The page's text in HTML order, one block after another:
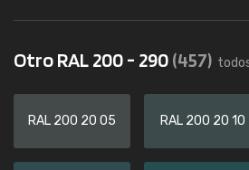
Otro RAL 200 - 290(457)
RAL 200 20 05 RAL 200 20 10